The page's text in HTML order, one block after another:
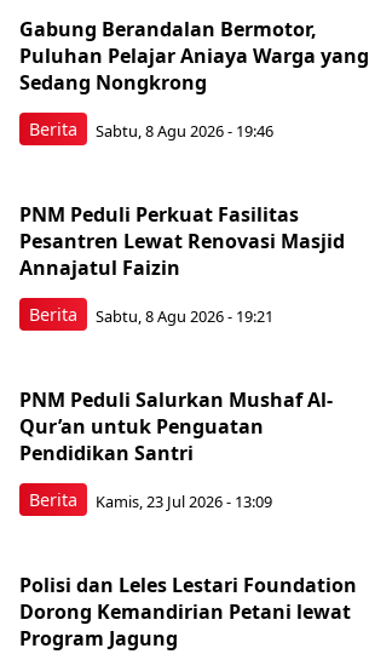
Berita
Gabung Berandalan Bermotor,
Puluhan Pelajar Aniaya Warga yang
Sedang Nongkrong
Sabtu, 8 Agu 2026 - 19:46
Berita
PNM Peduli Perkuat Fasilitas
Pesantren Lewat Renovasi Masjid
Annajatul Faizin
Sabtu, 8 Agu 2026 - 19:21
Berita
PNM Peduli Salurkan Mushaf Al-
Qur’an untuk Penguatan
Pendidikan Santri
Kamis, 23 Jul 2026 - 13:09
Polisi dan Leles Lestari Foundation
Dorong Kemandirian Petani lewat
Program Jagung